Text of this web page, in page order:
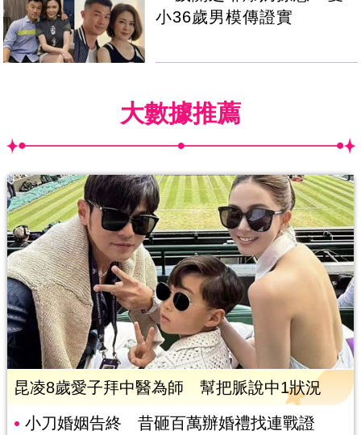
小36歲男模傳證實
大數據推薦
昆凌8歲愛子拜中醫為師 幫把脈說中1狀況
小刀婚姻告終 昔砸百萬辦婚禮找連戰證